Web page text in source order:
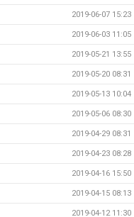
2019-06-07 15:23
2019-06-03 11:05
2019-05-21 13:55
2019-05-20 08:31
2019-05-13 10:04
2019-05-06 08:30
2019-04-29 08:31
2019-04-23 08:28
2019-04-16 15:50
2019-04-15 08:13
2019-04-12 11:30